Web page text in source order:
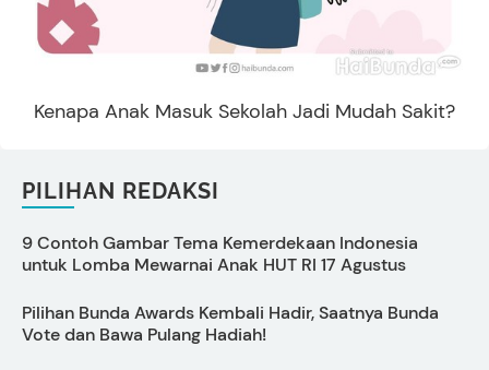
Kenapa Anak Masuk Sekolah Jadi Mudah Sakit?
PILIHAN REDAKSI
9 Contoh Gambar Tema Kemerdekaan Indonesia
untuk Lomba Mewarnai Anak HUT RI 17 Agustus
Pilihan Bunda Awards Kembali Hadir, Saatnya Bunda
Vote dan Bawa Pulang Hadiah!